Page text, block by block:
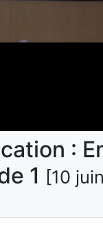
:
1 [10